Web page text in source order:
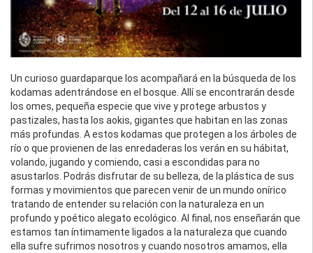
Un curioso guardaparque los acompañará en la búsqueda de los
kodamas adentrándose en el bosque. Allí se encontrarán desde
los omes, pequeña especie que vive y protege arbustos y
pastizales, hasta los aokis, gigantes que habitan en las zonas
más profundas. A estos kodamas que protegen a los árboles de
río o que provienen de las enredaderas los verán en su hábitat,
volando, jugando y comiendo, casi a escondidas para no
asustarlos. Podrás disfrutar de su belleza, de la plástica de sus
formas y movimientos que parecen venir de un mundo onírico
tratando de entender su relación con la naturaleza en un
profundo y poético alegato ecológico. Al final, nos enseñarán que
estamos tan íntimamente ligados a la naturaleza que cuando
ella sufre sufrimos nosotros y cuando nosotros amamos, ella